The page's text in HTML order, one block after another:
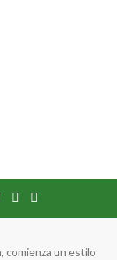
comienza un estilo